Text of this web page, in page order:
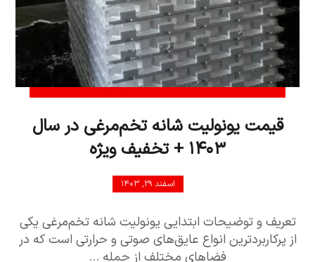
قیمت یونولیت شانه تخم‌مرغی در سال
۱۴۰۳ + تخفیف ویژه
اسفند ۲۹, ۱۴۰۳
تعریف و توضیحات ابتدایی یونولیت شانه تخم‌مرغی یکی
از پرکاربردترین انواع عایق‌های صوتی و حرارتی است که در
فضاهای مختلف از جمله ...